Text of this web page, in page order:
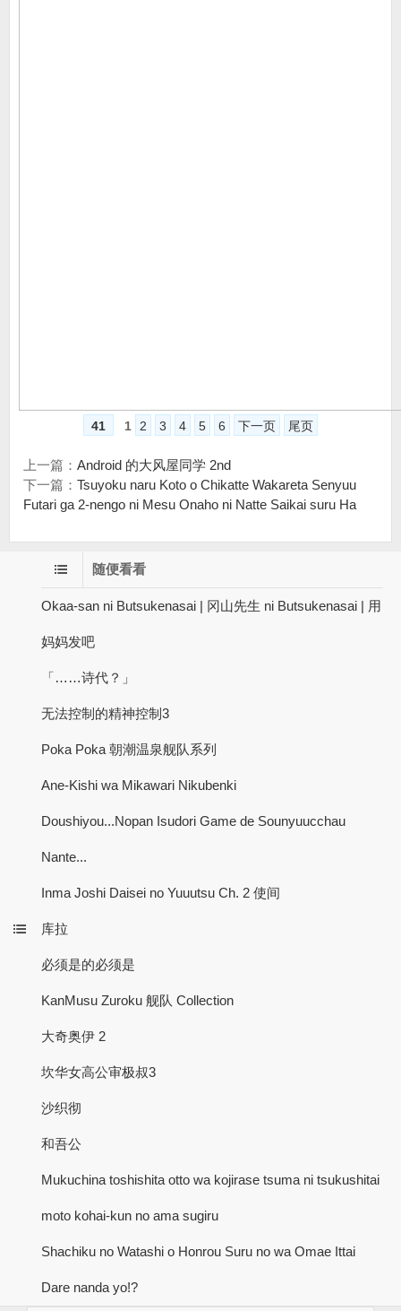
41 1 2 3 4 5 6 下一页 尾页
上一篇： Android 的大风屋同学 2nd
下一篇： Tsuyoku naru Koto o Chikatte Wakareta Senyuu
Futari ga 2-nengo ni Mesu Onaho ni Natte Saikai suru Ha
随便看看
Okaa-san ni Butsukenasai | 冈山先生 ni Butsukenasai | 用
妈妈发吧
「……诗代？」
无法控制的精神控制3
Poka Poka 朝潮温泉舰队系列
Ane-Kishi wa Mikawari Nikubenki
Doushiyou...Nopan Isudori Game de Sounyuucchau
Nante...
Inma Joshi Daisei no Yuuutsu Ch. 2 使间
库拉
必须是的必须是
KanMusu Zuroku 舰队 Collection
大奇奥伊 2
坎华女高公审极叔3
沙织彻
和吾公
Mukuchina toshishita otto wa kojirase tsuma ni tsukushitai
moto kohai-kun no ama sugiru
Shachiku no Watashi o Honrou Suru no wa Omae Ittai
Dare nanda yo!?